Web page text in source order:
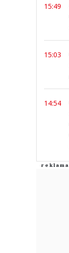
15:49
15:03
14:54